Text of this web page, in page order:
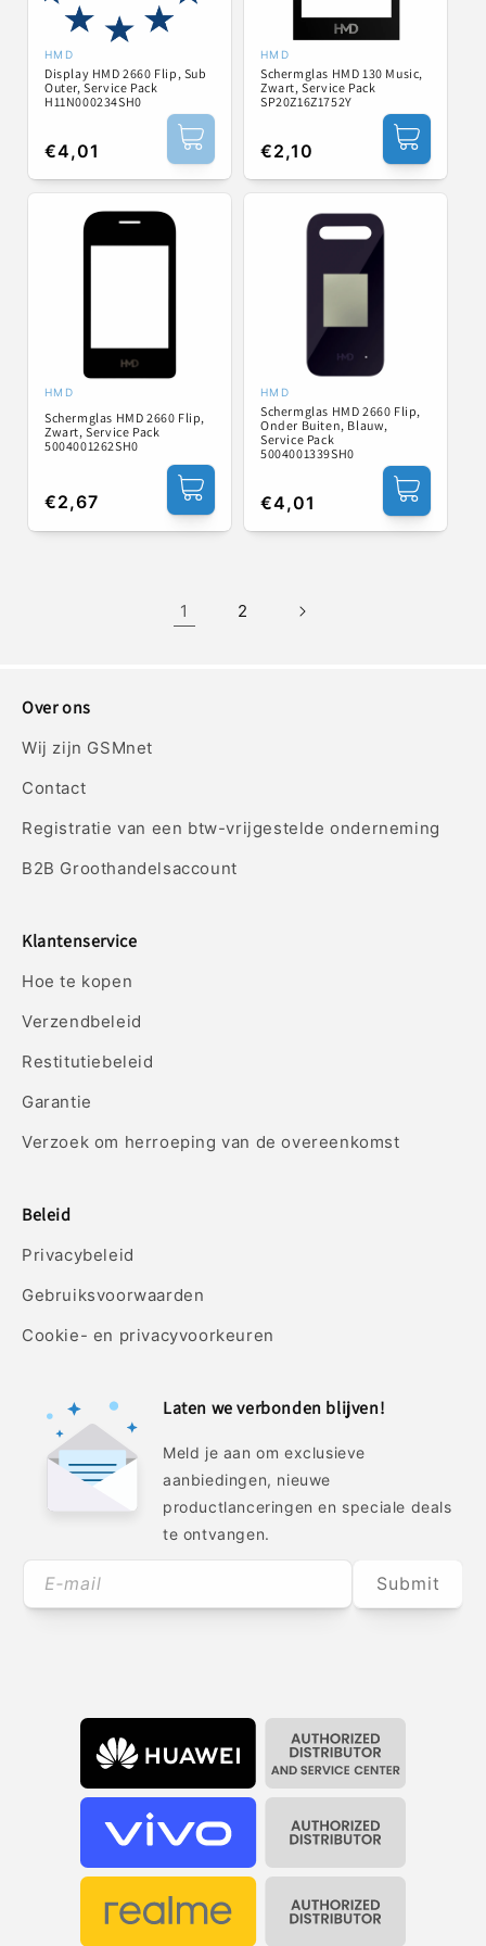
Verkoper:
HMD
Display HMD 2660 Flip, Sub
Outer, Service Pack
H11N000234SH0
Normale
prijs
€4,01
Verkoper:
HMD
Schermglas HMD 130 Music,
Zwart, Service Pack
SP20Z16Z1752Y
Normale
prijs
€2,10
Verkoper:
HMD
Schermglas HMD 2660 Flip,
Zwart, Service Pack
5004001262SH0
Normale
prijs
€2,67
Verkoper:
HMD
Schermglas HMD 2660 Flip,
Onder Buiten, Blauw,
Service Pack
5004001339SH0
Normale
prijs
€4,01
1 2
Over ons
Wij zijn GSMnet
Contact
Registratie van een btw-vrijgestelde onderneming
B2B Groothandelsaccount
Klantenservice
Hoe te kopen
Verzendbeleid
Restitutiebeleid
Garantie
Verzoek om herroeping van de overeenkomst
Beleid
Privacybeleid
Gebruiksvoorwaarden
Cookie- en privacyvoorkeuren
Laten we verbonden blijven!
Meld je aan om exclusieve
aanbiedingen, nieuwe
productlanceringen en speciale deals
te ontvangen.
E‑mail Submit